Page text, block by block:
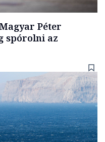
Péter
spórolni az